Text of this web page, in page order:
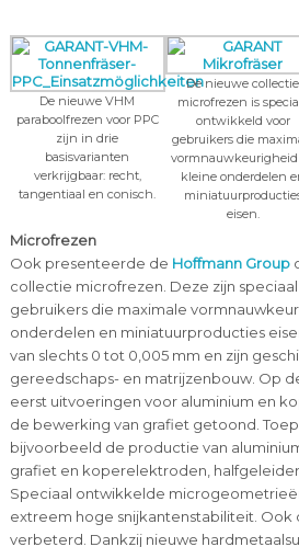
De nieuwe VHM
paraboolfrezen voor PPC
zijn in drie
basisvarianten
verkrijgbaar: recht,
tangentiaal en conisch.
De nieuwe collectie
microfrezen is
ontwikkeld voor
gebruikers die
kleine onderdelen
eisen.
Microfrezen
Ook presenteerde de Hoffmann Group
collectie microfrezen. Deze zijn
gebruikers die maximale
onderdelen en miniatuurproducties
van slechts 0 tot 0,005 mm en zijn
gereedschaps- en matrijzenbouw. Op
eerst uitvoeringen voor aluminium en
de bewerking van grafiet getoond.
bijvoorbeeld de productie van
grafiet en koperelektroden,
Speciaal ontwikkelde
extreem hoge snijkantenstabiliteit. Ook
verbeterd. Dankzij nieuwe